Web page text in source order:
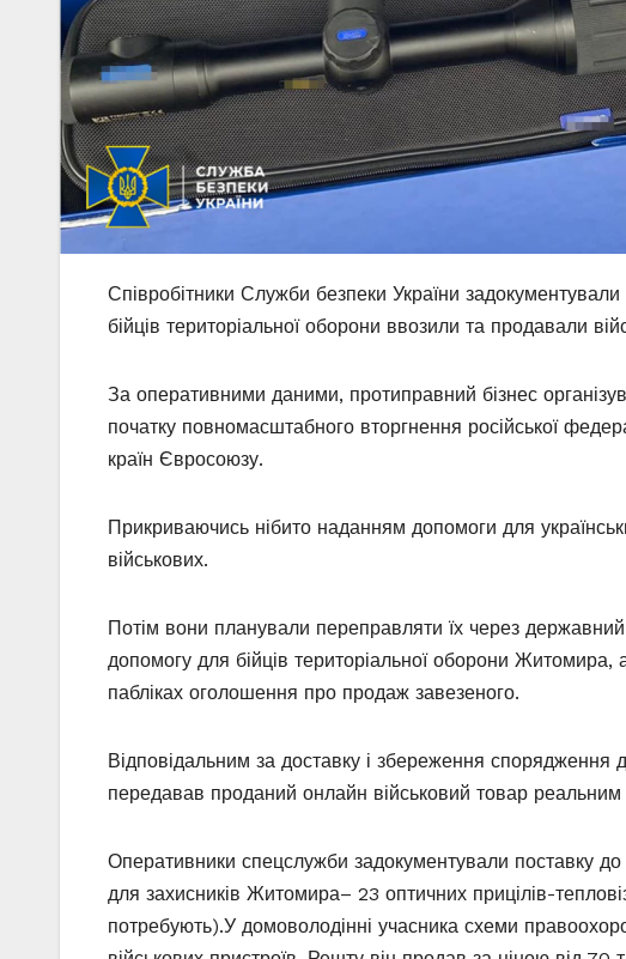
Співробітники Служби безпеки України
бійців територіальної оборони ввозили та продавали
За оперативними даними, протиправний бізнес
початку повномасштабного вторгнення російської
країн Євросоюзу.
Прикриваючись нібито наданням допомоги для
військових.
Потім вони планували переправляти їх через
допомогу для бійців територіальної оборони
пабліках оголошення про продаж завезеного.
Відповідальним за доставку і збереження
передавав проданий онлайн військовий товар
Оперативники спецслужби задокументували поставку до
для захисників Житомира– 23 оптичних прицілів-
потребують).У домоволодінні учасника схеми